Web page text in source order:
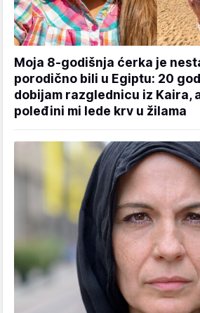
Moja 8-godišnja ćerka je
porodično bili u Egiptu: 20
dobijam razglednicu iz Kaira,
poleđini mi lede krv u žilama